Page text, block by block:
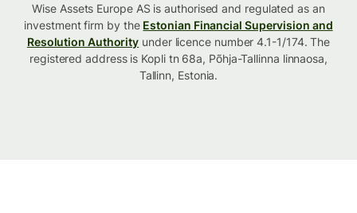
Wise Assets Europe AS is authorised and regulated as an
investment firm by the Estonian Financial Supervision and
Resolution Authority under licence number 4.1-1/174. The
registered address is Kopli tn 68a, Põhja-Tallinna linnaosa,
Tallinn, Estonia.